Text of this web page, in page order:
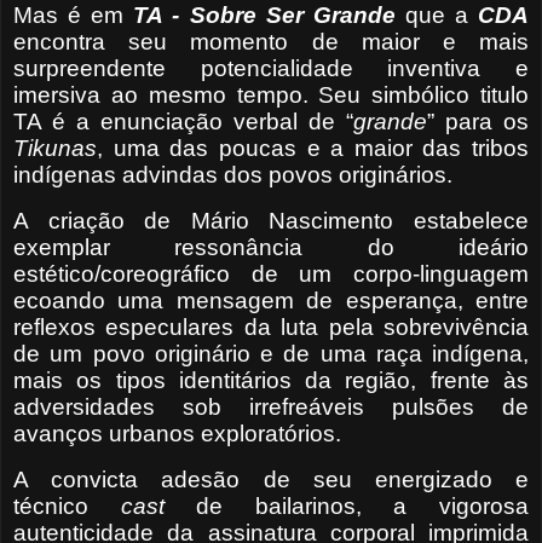
Mas é em TA - Sobre Ser Grande que a CDA
encontra seu momento de maior e mais
surpreendente potencialidade inventiva e
imersiva ao mesmo tempo. Seu simbólico titulo
TA é a enunciação verbal de “grande” para os
Tikunas, uma das poucas e a maior das tribos
indígenas advindas dos povos originários.
A criação de Mário Nascimento estabelece
exemplar ressonância do ideário
estético/coreográfico de um corpo-linguagem
ecoando uma mensagem de esperança, entre
reflexos especulares da luta pela sobrevivência
de um povo originário e de uma raça indígena,
mais os tipos identitários da região, frente às
adversidades sob irrefreáveis pulsões de
avanços urbanos exploratórios.
A convicta adesão de seu energizado e
técnico castde bailarinos, a vigorosa
autenticidade da assinatura corporal imprimida